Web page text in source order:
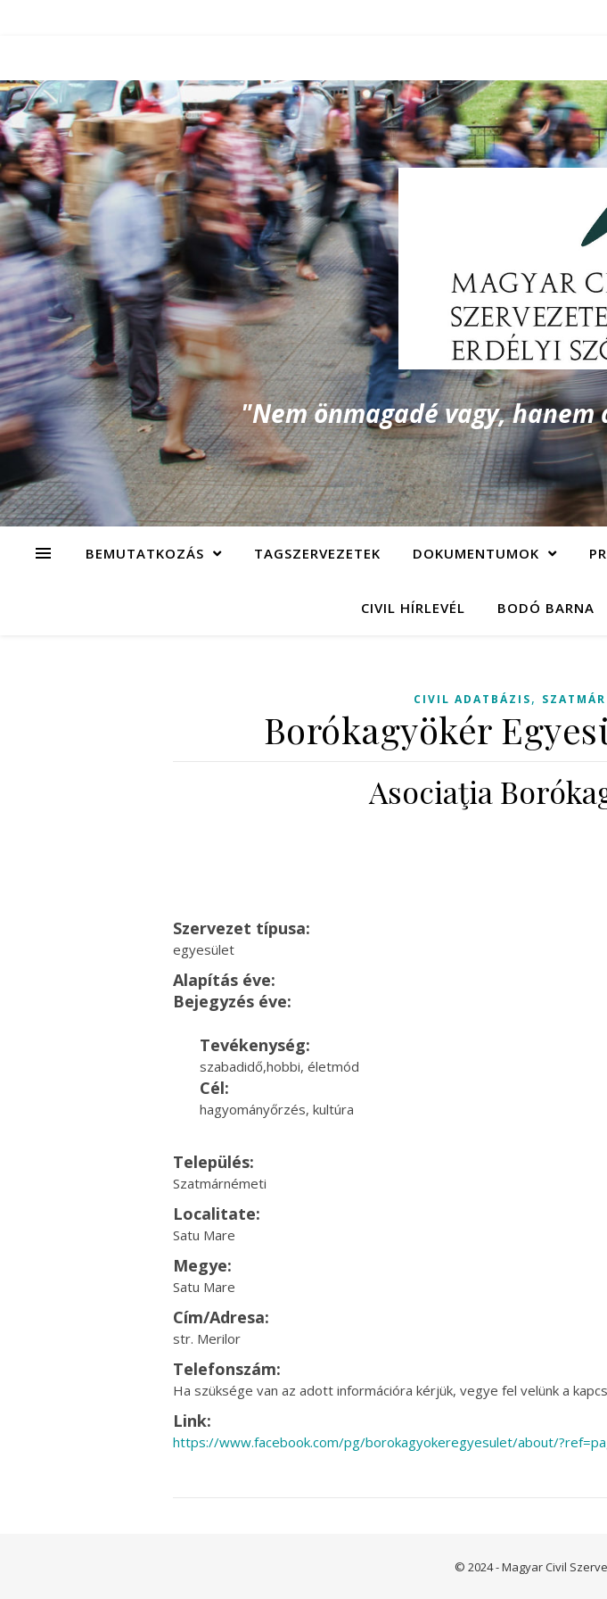
"Nem önmagadé vagy, hanem
BEMUTATKOZÁS TAGSZERVEZETEK DOKUMENTUMOK
CIVIL HÍRLEVÉL BODÓ BARNA
CIVIL ADATBÁZIS,
Borókagyökér
Asociaţia
Szervezet típusa:
egyesület
Alapítás éve:
Bejegyzés éve:
Tevékenység:
szabadidő,hobbi, életmód
Cél:
hagyományőrzés, kultúra
Település:
Szatmárnémeti
Localitate:
Satu Mare
Megye:
Satu Mare
Cím/Adresa:
str. Merilor
Telefonszám:
Ha szüksége van az adott információra kérjük, vegye fel velünk a
Link:
https://www.facebook.com/pg/borokagyokeregyesulet/about/
© 2024 - Magyar Civil